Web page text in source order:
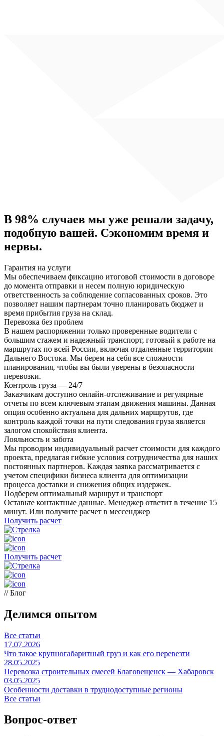
В 98% случаев мы уже решали задачу,
подобную вашей. Сэкономим время и
нервы.
Гарантия на услуги
Мы обеспечиваем фиксацию итоговой стоимости в договоре
до момента отправки и несем полную юридическую
ответственность за соблюдение согласованных сроков. Это
позволяет нашим партнерам точно планировать бюджет и
время прибытия груза на склад.
Перевозка без проблем
В нашем распоряжении только проверенные водители с
большим стажем и надежный транспорт, готовый к работе на
маршрутах по всей России, включая отдаленные территории
Дальнего Востока. Мы берем на себя все сложности
планирования, чтобы вы были уверены в безопасности
перевозки.
Контроль груза — 24/7
Заказчикам доступно онлайн-отслеживание и регулярные
отчеты по всем ключевым этапам движения машины. Данная
опция особенно актуальна для дальних маршрутов, где
контроль каждой точки на пути следования груза является
залогом спокойствия клиента.
Лояльность и забота
Мы проводим индивидуальный расчет стоимости для каждого
проекта, предлагая гибкие условия сотрудничества для наших
постоянных партнеров. Каждая заявка рассматривается с
учетом специфики бизнеса клиента для оптимизации
процесса доставки и снижения общих издержек.
Подберем оптимальный маршрут и транспорт
Оставьте контактные данные. Менеджер ответит в течение 15
минут. Или получите расчет в мессенджер
Получить расчет
Получить расчет
// Блог
Делимся опытом
Все статьи
17.07.2026
Что такое крупногабаритный груз и как его перевезти
28.05.2025
Перевозка строительных смесей Благовещенск — Хабаровск
03.05.2025
Особенности доставки в труднодоступные регионы
Все статьи
Вопрос-ответ